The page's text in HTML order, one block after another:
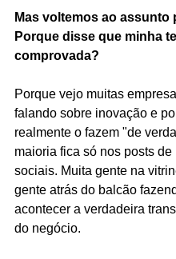
Mas voltemos ao assunto
Porque disse que minha
comprovada?
Porque vejo muitas
falando sobre inovação e
realmente o fazem "de
maioria fica só nos posts de
sociais. Muita gente na
gente atrás do balcão
acontecer a verdadeira
do negócio.